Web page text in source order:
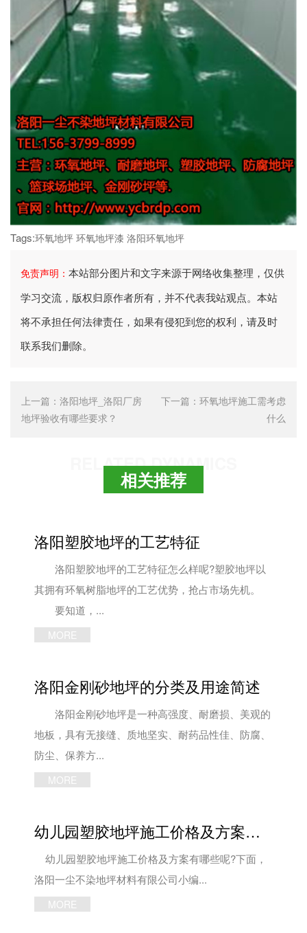
Tags:环氧地坪 环氧地坪漆 洛阳环氧地坪
免责声明： 本站部分图片和文字来源于网络收集整理，仅供
学习交流，版权归原作者所有，并不代表我站观点。本站
将不承担任何法律责任，如果有侵犯到您的权利，请及时
联系我们删除。
上一篇： 洛阳地坪_洛阳厂房
地坪验收有哪些要求？
下一篇： 环氧地坪施工需考虑
什么
RELATED DYNAMICS
相关推荐
洛阳塑胶地坪的工艺特征
洛阳塑胶地坪的工艺特征怎么样呢?塑胶地坪以
其拥有环氧树脂地坪的工艺优势，抢占市场先机。
要知道，...
MORE
洛阳金刚砂地坪的分类及用途简述
洛阳金刚砂地坪是一种高强度、耐磨损、美观的
地板，具有无接缝、质地坚实、耐药品性佳、防腐、
防尘、保养方...
MORE
幼儿园塑胶地坪施工价格及方案简述
幼儿园塑胶地坪施工价格及方案有哪些呢?下面，
洛阳一尘不染地坪材料有限公司小编...
MORE